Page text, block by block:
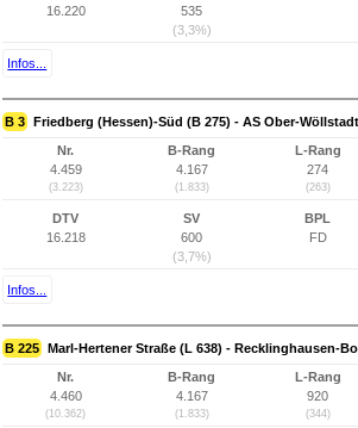
16.220
535
(3,3%)
Infos...
B 3 Friedberg (Hessen)-Süd (B 275) - AS Ober-
Nr.
4.459
(3.223)
B-Rang
4.167
(1.833)
L-Rang
274
(263)
DTV
16.218
SV
600
(3,7%)
BPL
FD
Infos...
B 225 Marl-Hertener Straße (L 638) - Recklinghausen-
Nr.
4.460
(10.362)
B-Rang
4.167
(1.833)
L-Rang
920
(344)